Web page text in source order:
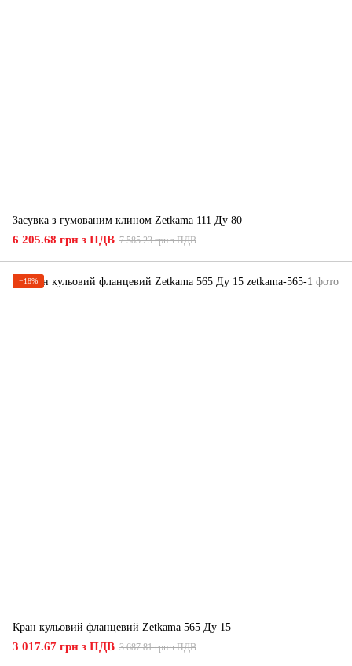
Засувка з гумованим клином Zetkama 111 Ду 80
6 205.68 грн з ПДВ 7 585.23 грн з ПДВ
−18%
Кран кульовий фланцевий Zetkama 565 Ду 15
3 017.67 грн з ПДВ 3 687.81 грн з ПДВ